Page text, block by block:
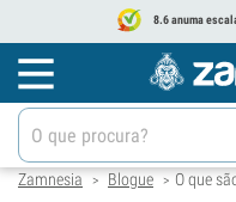
8.6 anuma
Zamnesia > Blogue > O que